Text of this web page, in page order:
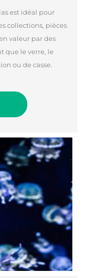
est idéal pour
collections, pièces
valeur par des
que le verre, le
ou de casse.